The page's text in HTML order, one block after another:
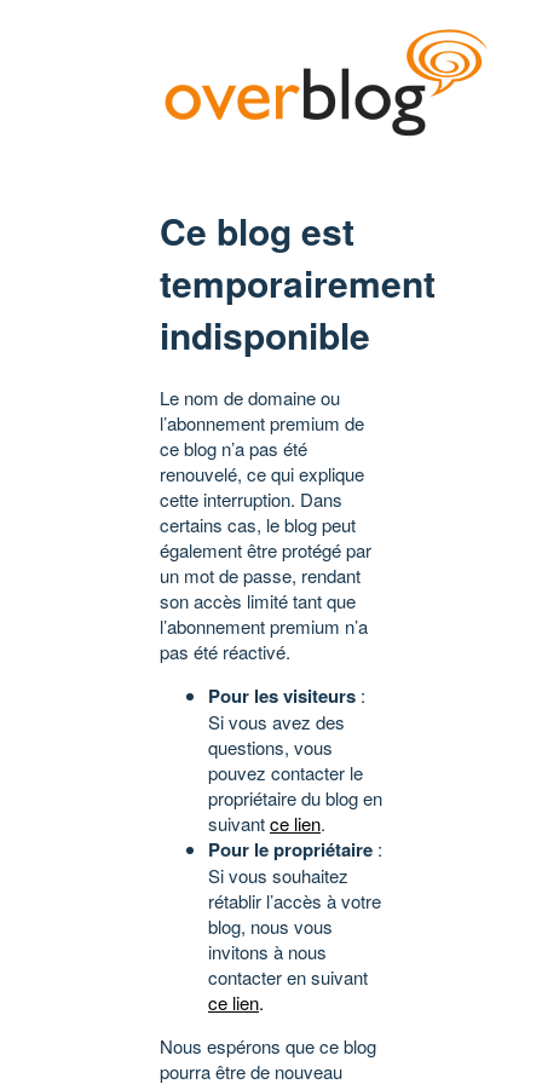
Ce blog est
temporairement
indisponible
Le nom de domaine ou
l’abonnement premium de
ce blog n’a pas été
renouvelé, ce qui explique
cette interruption. Dans
certains cas, le blog peut
également être protégé par
un mot de passe, rendant
son accès limité tant que
l’abonnement premium n’a
pas été réactivé.
Pour les visiteurs :
Si vous avez des
questions, vous
pouvez contacter le
propriétaire du blog en
suivantce lien.
Pour le propriétaire :
Si vous souhaitez
rétablir l’accès à votre
blog, nous vous
invitons à nous
contacter en suivant
ce lien.
Nous espérons que ce blog
pourra être de nouveau